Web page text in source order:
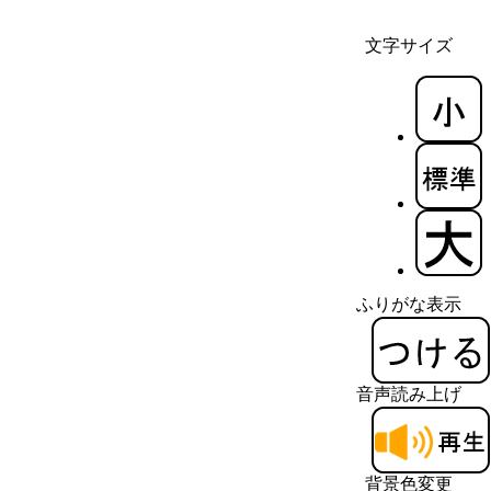
文字サイズ
ふりがな表示
音声読み上げ
背景色変更